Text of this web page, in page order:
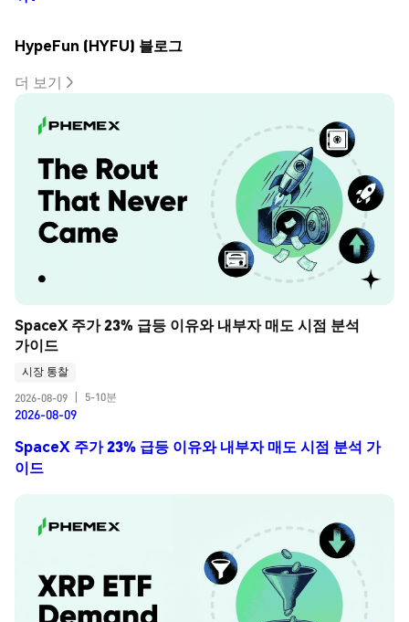
HypeFun (HYFU) 블로그
더 보기
SpaceX 주가 23% 급등 이유와 내부자 매도 시점 분석
가이드
시장 통찰
2026-08-09
5-10분
2026-08-09
SpaceX 주가 23% 급등 이유와 내부자 매도 시점 분석 가
이드